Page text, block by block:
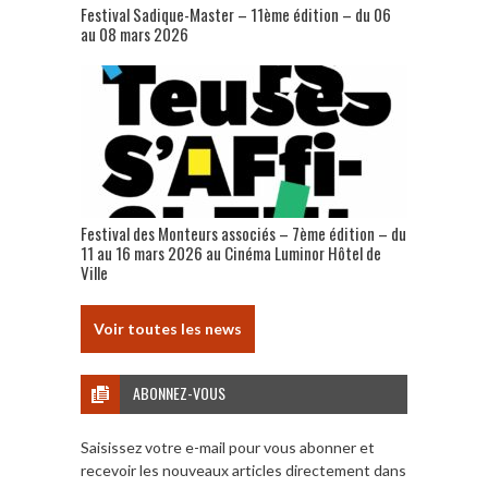
Festival Sadique-Master – 11ème édition – du 06
au 08 mars 2026
Festival des Monteurs associés – 7ème édition – du
11 au 16 mars 2026 au Cinéma Luminor Hôtel de
Ville
Voir toutes les news
ABONNEZ-VOUS
Saisissez votre e-mail pour vous abonner et
recevoir les nouveaux articles directement dans